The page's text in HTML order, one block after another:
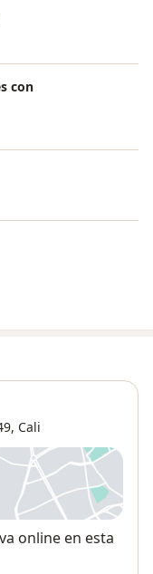
con
Cali
una nueva
online en esta